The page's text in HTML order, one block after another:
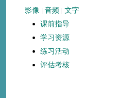
影像 | 音频 | 文字
课前指导
学习资源
练习活动
评估考核